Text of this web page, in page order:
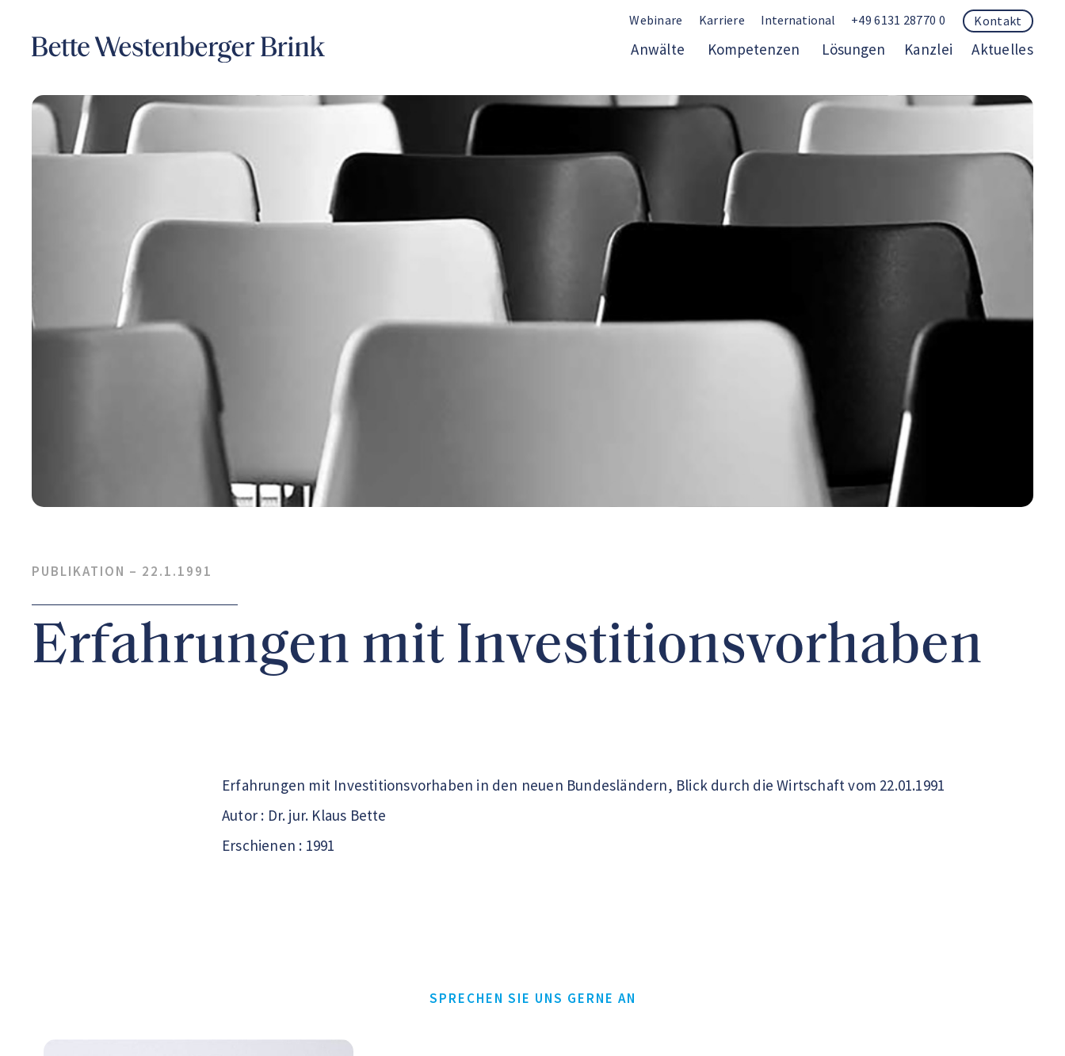
Webinare Karriere International +49 6131 28770 0 Kontakt
Anwälte Kompetenzen Lösungen Kanzlei Aktuelles
PUBLIKATION – 22.1.1991
Erfahrungen mit Investitionsvorhaben
Erfahrungen mit Investitionsvorhaben in den neuen Bundesländern, Blick durch die Wirtschaft vom 22.01.1991
Autor : Dr. jur. Klaus Bette
Erschienen : 1991
SPRECHEN SIE UNS GERNE AN